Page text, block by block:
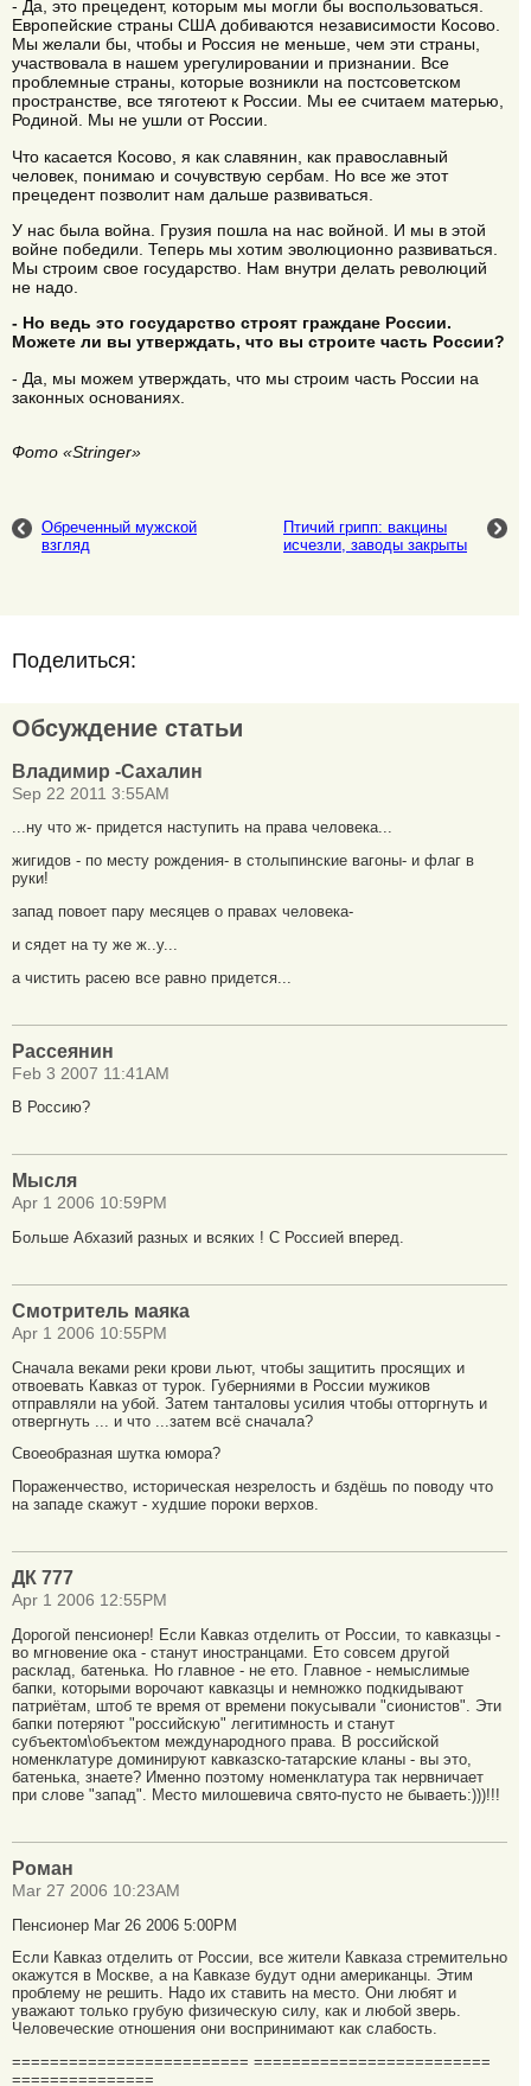
- Да, это прецедент, которым мы могли бы воспользоваться.
Европейские страны США добиваются независимости Косово.
Мы желали бы, чтобы и Россия не меньше, чем эти страны,
участвовала в нашем урегулировании и признании. Все
проблемные страны, которые возникли на постсоветском
пространстве, все тяготеют к России. Мы ее считаем матерью,
Родиной. Мы не ушли от России.
Что касается Косово, я как славянин, как православный
человек, понимаю и сочувствую сербам. Но все же этот
прецедент позволит нам дальше развиваться.
У нас была война. Грузия пошла на нас войной. И мы в этой
войне победили. Теперь мы хотим эволюционно развиваться.
Мы строим свое государство. Нам внутри делать революций
не надо.
- Но ведь это государство строят граждане России.
Можете ли вы утверждать, что вы строите часть России?
- Да, мы можем утверждать, что мы строим часть России на
законных основаниях.
Фото «Stringer»
Обреченный мужской
взгляд
Птичий грипп: вакцины
исчезли, заводы закрыты
Поделиться:
Обсуждение статьи
Владимир -Сахалин
Sep 22 2011 3:55AM
...ну что ж- придется наступить на права человека...
жигидов - по месту рождения- в столыпинские вагоны- и флаг в
руки!
запад повоет пару месяцев о правах человека-
и сядет на ту же ж..у...
а чистить расею все равно придется...
Рассеянин
Feb 3 2007 11:41AM
В Россию?
Мысля
Apr 1 2006 10:59PM
Больше Абхазий разных и всяких ! С Россией вперед.
Смотритель маяка
Apr 1 2006 10:55PM
Сначала веками реки крови льют, чтобы защитить просящих и
отвоевать Кавказ от турок. Губерниями в России мужиков
отправляли на убой. Затем танталовы усилия чтобы отторгнуть и
отвергнуть ... и что ...затем всё сначала?
Своеобразная шутка юмора?
Пораженчество, историческая незрелость и бздёшь по поводу что
на западе скажут - худшие пороки верхов.
ДК 777
Apr 1 2006 12:55PM
Дорогой пенсионер! Если Кавказ отделить от России, то кавказцы -
во мгновение ока - станут иностранцами. Ето совсем другой
расклад, батенька. Но главное - не ето. Главное - немыслимые
бапки, которыми ворочают кавказцы и немножко подкидывают
патриётам, штоб те время от времени покусывали "сионистов". Эти
бапки потеряют "российскую" легитимность и станут
субъектом\объектом международного права. В российской
номенклатуре доминируют кавказско-татарские кланы - вы это,
батенька, знаете? Именно поэтому номенклатура так нервничает
при слове "запад". Место милошевича свято-пусто не бываеть:)))!!!
Роман
Mar 27 2006 10:23AM
Пенсионер Mar 26 2006 5:00PM
Если Кавказ отделить от России, все жители Кавказа стремительно
окажутся в Москве, а на Кавказе будут одни американцы. Этим
проблему не решить. Надо их ставить на место. Они любят и
уважают только грубую физическую силу, как и любой зверь.
Человеческие отношения они воспринимают как слабость.
========================= =========================
===============